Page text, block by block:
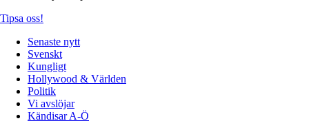
Tipsa oss!
Senaste nytt
Svenskt
Kungligt
Hollywood & Världen
Politik
Vi avslöjar
Kändisar A-Ö